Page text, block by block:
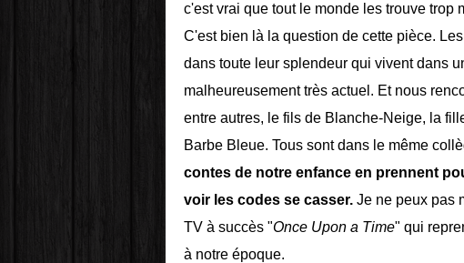
c'est vrai que tout le monde les trouve trop
C'est bien là la question de cette pièce.
dans toute leur splendeur qui vivent dans
malheureusement très actuel. Et nous
entre autres, le fils de Blanche-Neige, la
Barbe Bleue. Tous sont dans le même
contes de notre enfance en prennent
voir les codes se casser. Je ne peux pas
TV à succès "Once Upon a Time" qui
à notre époque.